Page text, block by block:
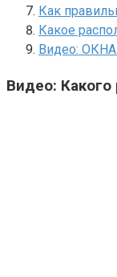
Как
Какое
Видео:
Видео: